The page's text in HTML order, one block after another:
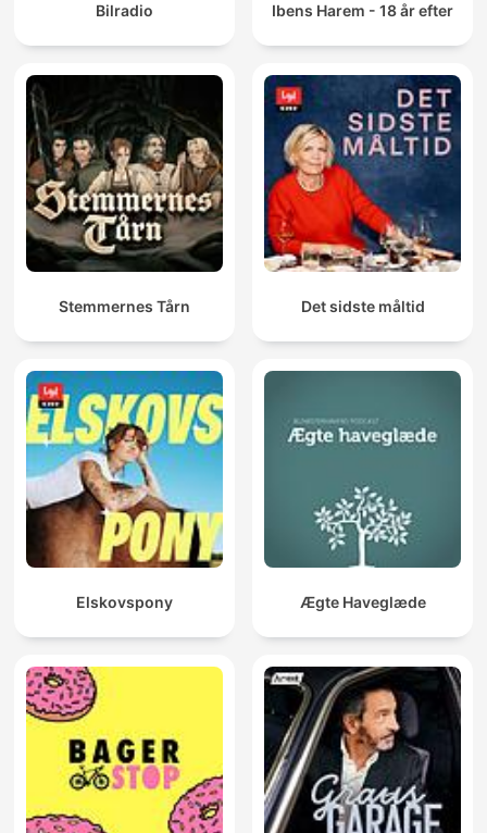
Bilradio Ibens Harem - 18 år efter
Stemmernes Tårn Det sidste måltid
Elskovspony Ægte Haveglæde